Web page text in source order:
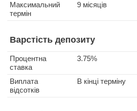
Максимальний
термін
9 місяців
Варстість депозиту
Процентна
ставка
3.75%
Виплата
відсотків
В кінці терміну